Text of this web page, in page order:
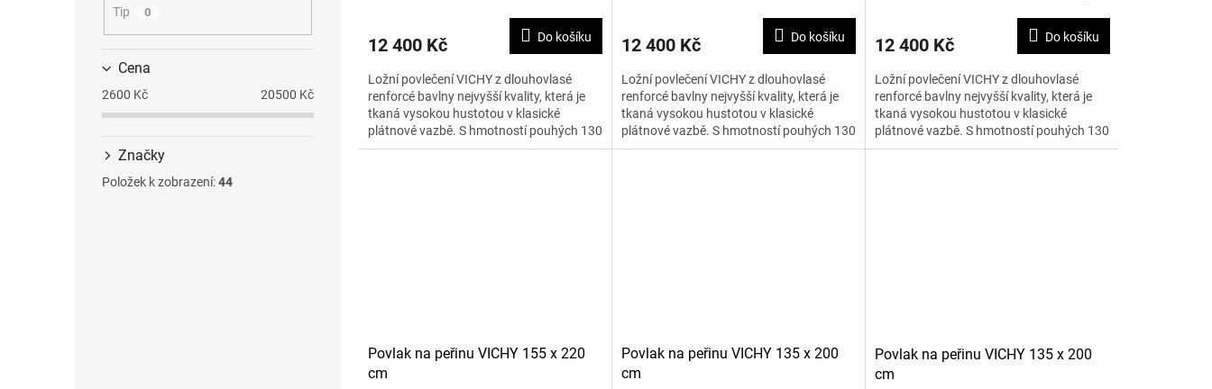
Tip 0
Cena
2600 Kč 20500 Kč
Značky
Položek k zobrazení:44
12 400 Kč Do košíku
Ložní povlečení VICHY z dlouhovlasé
renforcé bavlny nejvyšší kvality, která je
tkaná vysokou hustotou v klasické
plátnové vazbě. S hmotností pouhých 130
g na m2 je materiál...
12 400 Kč Do košíku
Ložní povlečení VICHY z dlouhovlasé
renforcé bavlny nejvyšší kvality, která je
tkaná vysokou hustotou v klasické
plátnové vazbě. S hmotností pouhých 130
g na m2 je materiál...
12 400 Kč Do košíku
Ložní povlečení VICHY z dlouhovlasé
renforcé bavlny nejvyšší kvality, která je
tkaná vysokou hustotou v klasické
plátnové vazbě. S hmotností pouhých 130
g na m2 je materiál...
Povlak na peřinu VICHY 155 x 220
cm
Povlak na peřinu VICHY 135 x 200
cm
Povlak na peřinu VICHY 135 x 200
cm